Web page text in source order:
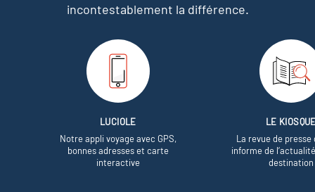
incontestablement la différence.
LUCIOLE
Notre appli voyage avec GPS,
bonnes adresses et carte
interactive
LE
La revue de presse
informe de
destination